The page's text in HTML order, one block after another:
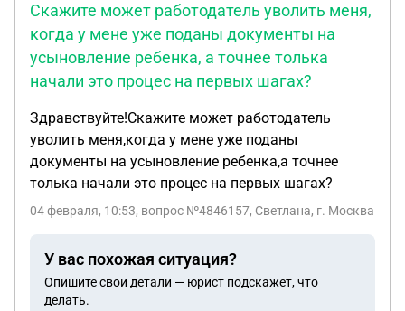
Скажите может работодатель уволить меня,
когда у мене уже поданы документы на
усыновление ребенка, а точнее толька
начали это процес на первых шагах?
Здравствуйте!Скажите может работодатель
уволить меня,когда у мене уже поданы
документы на усыновление ребенка,а точнее
толька начали это процес на первых шагах?
04 февраля, 10:53, вопрос №4846157, Светлана, г. Москва
У вас похожая ситуация?
Опишите свои детали — юрист подскажет, что
делать.